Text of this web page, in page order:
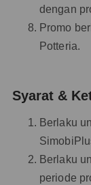
dengan
Promo
Potteria.
Syarat &
Berlaku
Berlaku
periode